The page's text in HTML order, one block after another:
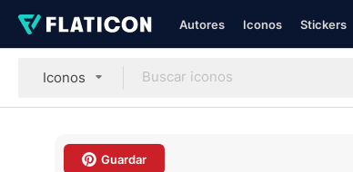
Autores Iconos Stickers
Iconos
Guardar